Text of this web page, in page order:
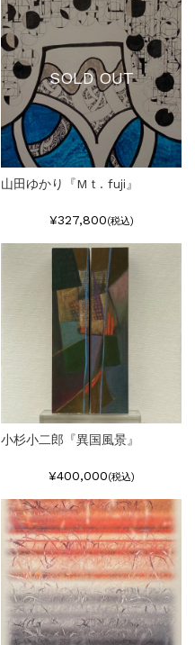
SOLD OUT
山田ゆかり『Mｔ. fuji』
¥327,800(税込)
小杉小二郎『異国風景』
¥400,000(税込)